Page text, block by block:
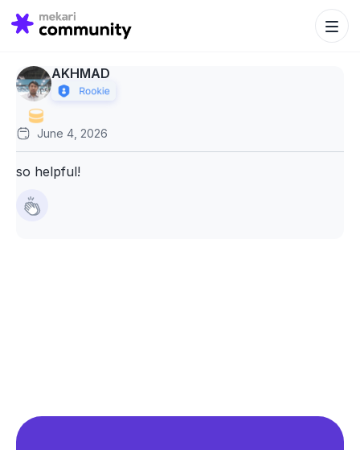
Search
for:
Search
AKHMAD
June 4, 2026
so helpful!